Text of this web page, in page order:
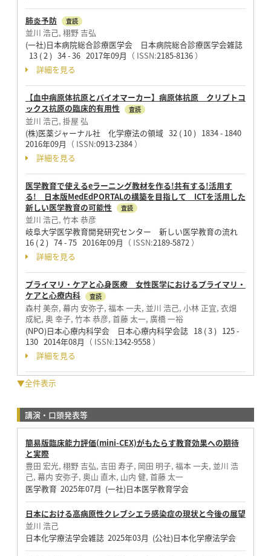
肺炎予防 査読
並川 浩己, 栩野 吉弘
(一社)日本病院総合診療医学会 日本病院総合診療医学会雑誌
13 ( 2 ) 34 - 36 2017年09月 （ ISSN:2185-8136）
詳細を見る
【血中病原体抗原とバイオマーカー】病原体抗原 クリプトコ
ックス抗原の臨床的有用性
査読
並川 浩己, 掛屋 弘
(株)医薬ジャーナル社 化学療法の領域 32 ( 10 ) 1834 - 1840
2016年09月 （ ISSN:0913-2384）
詳細を見る
医学教育で使えるeラーニング教材を作る!共有する!活用す
る! 日本版MedEdPORTALの構築を目指して ICTを活用した
新しい医学教育の可能性
査読
並川 浩己, 竹本 恭彦
岐阜大学医学教育開発研究センター 新しい医学教育の流れ
16 ( 2 ) 74 - 75 2016年09月 （ ISSN:2189-5872）
詳細を見る
プライマリ・ケアと心身医療 女性医学におけるプライマリ・
ケアと心療内科
査読
森村 美奈, 幕内 安弥子, 福本 一夫, 並川 浩己, 小林 正宜, 衣畑
成紀, 奥 幸子, 竹本 恭彦, 首藤 太一, 廣橋 一裕
(NPO)日本心療内科学会 日本心療内科学会誌 18 ( 3 ) 125 -
130 2014年08月 （ ISSN:1342-9558）
詳細を見る
▼全件表示
講演・口頭発表等
簡易版臨床能力評価(mini-CEX)がもたらす教育効果への期待
と実際
豊田 宏光, 栩野 吉弘, 吉田 寿子, 岡田 明子, 福本 一夫, 並川 浩
己, 幕内 安弥子, 奥山 直木, 山内 健, 首藤 太一
医学教育 2025年07月 (一社)日本医学教育学会
日本における高病原性クレブシエラ感染症の現状と今後の展望
並川 浩己
日本化学療法学会雑誌 2025年03月 (公社)日本化学療法学会